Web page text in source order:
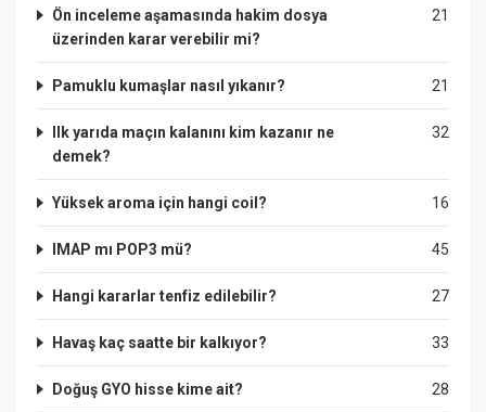
21
Ön inceleme aşamasında hakim dosya
üzerinden karar verebilir mi?
21
Pamuklu kumaşlar nasıl yıkanır?
32
Ilk yarıda maçın kalanını kim kazanır ne
demek?
16
Yüksek aroma için hangi coil?
45
IMAP mı POP3 mü?
27
Hangi kararlar tenfiz edilebilir?
33
Havaş kaç saatte bir kalkıyor?
28
Doğuş GYO hisse kime ait?